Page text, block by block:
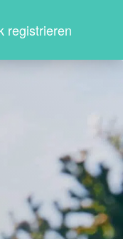
registrieren